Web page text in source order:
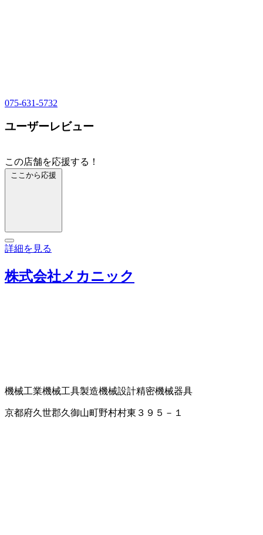
075-631-5732
ユーザーレビュー
この店舗を応援する！
ここから応援
詳細を見る
株式会社メカニック
機械工業機械工具製造機械設計精密機械器具
京都府久世郡久御山町野村村東３９５－１